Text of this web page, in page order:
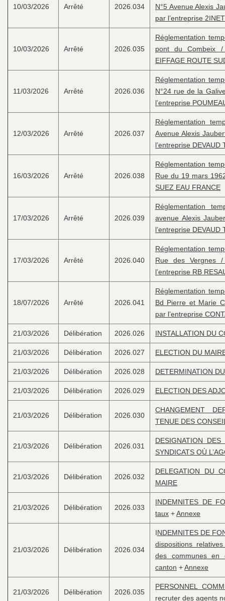
10/03/2026 Arrêté 2026.034
N°5 Avenue Alexis
par l’entreprise
10/03/2026 Arrêté 2026.035
Réglementation
pont du Combeix /
EIFFAGE ROUTE
11/03/2026 Arrêté 2026.036
Réglementation
N°24 rue de la
l’entreprise
12/03/2026 Arrêté 2026.037
Réglementation
Avenue Alexis
l’entreprise
16/03/2026 Arrêté 2026.038
Réglementation
Rue du 19 mars
SUEZ EAU FRANCE
17/03/2026 Arrêté 2026.039
Réglementation
avenue Alexis
l’entreprise DEVAUD
17/03/2026 Arrêté 2026.040
Réglementation
Rue des Vergnes
l’entreprise RB
18/07/2026 Arrêté 2026.041
Réglementation
Bd Pierre et Marie
par l’entreprise
21/03/2026 Délibération 2026.026 INSTALLATION DU
21/03/2026 Délibération 2026.027 ELECTION DU
21/03/2026 Délibération 2026.028 DETERMINATION
21/03/2026 Délibération 2026.029 ELECTION DES
21/03/2026 Délibération 2026.030
CHANGEMENT
TENUE DES
21/03/2026 Délibération 2026.031
DESIGNATION DES
SYNDICATS OÙ
21/03/2026 Délibération 2026.032
DELEGATION DU
MAIRE
21/03/2026 Délibération 2026.033
INDEMNITES DE
taux + Annexe
21/03/2026 Délibération 2026.034
NDEMNITES DE
dispositions
des communes en
canton + Annexe
21/03/2026 Délibération 2026.035
PERSONNEL
recruter des agents